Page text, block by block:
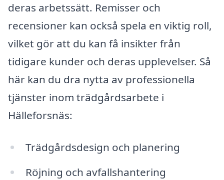
deras arbetssätt. Remisser och
recensioner kan också spela en viktig roll,
vilket gör att du kan få insikter från
tidigare kunder och deras upplevelser. Så
här kan du dra nytta av professionella
tjänster inom trädgårdsarbete i
Hälleforsnäs:
Trädgårdsdesign och planering
Röjning och avfallshantering